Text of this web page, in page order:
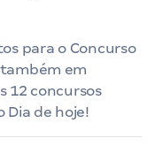
para o Concurso
em
12 concursos
Dia de hoje!